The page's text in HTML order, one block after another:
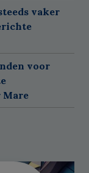
vaker
voor
Mare